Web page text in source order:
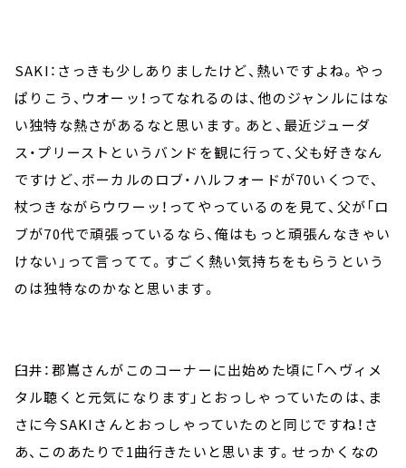
SAKI：さっきも少しありましたけど、熱いですよね。やっ
ぱりこう、ウオーッ！ってなれるのは、他のジャンルにはな
い独特な熱さがあるなと思います。あと、最近ジューダ
ス・プリーストというバンドを観に行って、父も好きなん
ですけど、ボーカルのロブ・ハルフォードが70いくつで、
杖つきながらウワーッ！ってやっているのを見て、父が「ロ
ブが70代で頑張っているなら、俺はもっと頑張んなきゃい
けない」って言ってて。すごく熱い気持ちをもらうという
のは独特なのかなと思います。
臼井：郡嶌さんがこのコーナーに出始めた頃に「ヘヴィメ
タル聴くと元気になります」とおっしゃっていたのは、ま
さに今SAKIさんとおっしゃっていたのと同じですね！さ
あ、このあたりで1曲行きたいと思います。せっかくなの